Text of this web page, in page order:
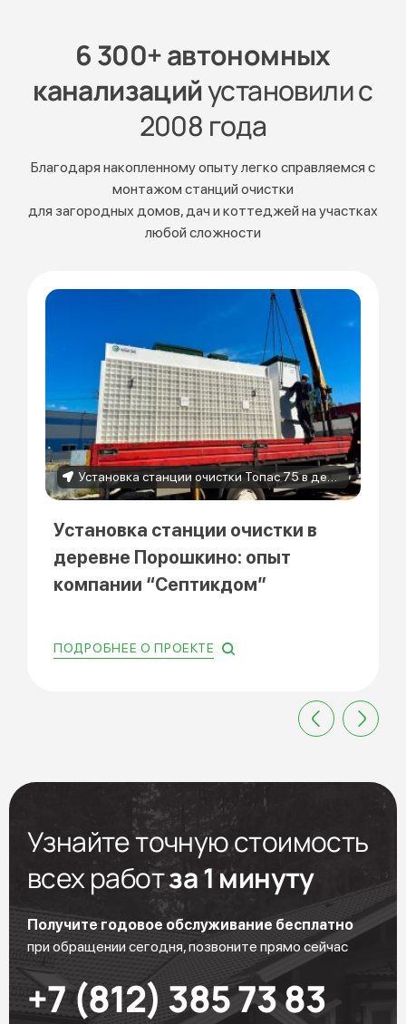
6 300+ автономных
канализацийустановили с
2008 года
Благодаря накопленному опыту легко справляемся с
монтажом станций очистки
для загородных домов, дач и коттеджей на участках
любой сложности
Установка станции очистки Топас 75 в деревне Порошкино
Установка станции очистки в
деревне Порошкино: опыт
компании “Септикдом”
ПОДРОБНЕЕ О ПРОЕКТЕ
Узнайте точную стоимость
всех работза 1 минуту
Получите годовое обслуживание бесплатно
при обращении сегодня, позвоните прямо сейчас
+7 (812) 385 73 83